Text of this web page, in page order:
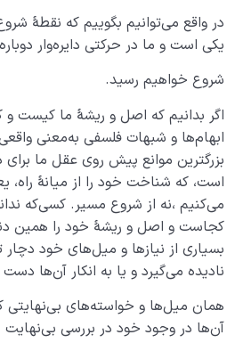
در واقع می‌توانیم بگوییم که نقطۀ
یکی است و ما در حرکتی دایره‌وار
شروع خواهیم رسید.
اگر بدانیم که اصل و ریشۀ ما کیست و
ابهام‌ها و شبهات فلسفی به‌معنی
بزرگترین موانع پیش روی عقل ما
است، که شناخت خود را از میانۀ راه،
می‌کنیم ،نه از شروع مسیر. کسی‌که
کجاست و اصل و ریشۀ خود را همین
بسیاری از نیازها و میل‌های خود
نادیده می‌گیرد و یا به انکار آن‌ها
همان میل‌ها و خواسته‌های بی‌نهایتی
آن‌ها در وجود خود در بررسی بی‌نهایت